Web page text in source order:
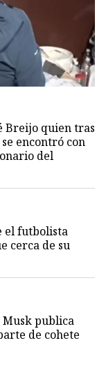
Breijo quien tras
encontró con
del
el futbolista
cerca de su
Musk publica
de cohete